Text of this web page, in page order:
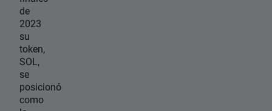
de
2023
su
token,
SOL,
se
posicionó
como